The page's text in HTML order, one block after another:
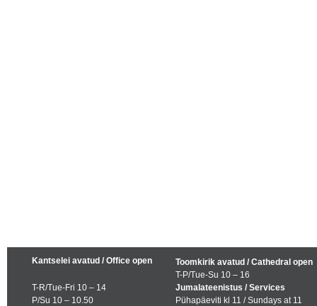
Kantselei avatud / Office open
T-R/Tue-Fri 10 – 14
P/Su 10 – 10.50
Toomkirik avatud / Cathedral open
T-P/Tue-Su 10 – 16
Jumalateenistus / Services
Pühapäeviti kl 11 / Sundays at 11